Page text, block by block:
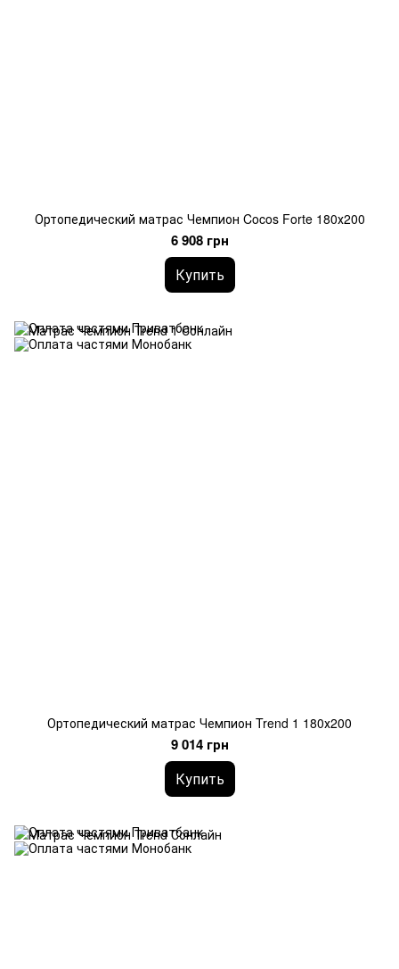
Ортопедический матрас Чемпион Cocos Forte 180х200
6 908 грн
Купить
Ортопедический матрас Чемпион Trend 1 180х200
9 014 грн
Купить